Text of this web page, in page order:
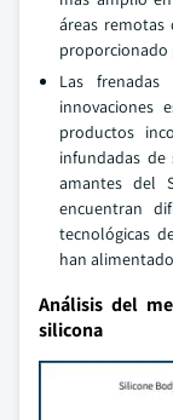
áreas remotas
proporcionado
Las
innovaciones
productos
infundadas de
amantes del
encuentran
tecnológicas
han
Análisis del
silicona